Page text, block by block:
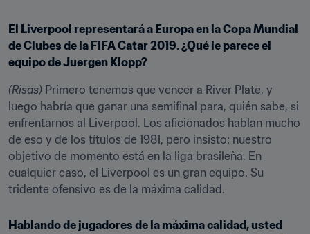
El Liverpool representará a Europa en la Copa Mundial
de Clubes de la FIFA Catar 2019. ¿Qué le parece el
equipo de Juergen Klopp?
(Risas) Primero tenemos que vencer a River Plate, y
luego habría que ganar una semifinal para, quién sabe, si
enfrentarnos al Liverpool. Los aficionados hablan mucho
de eso y de los títulos de 1981, pero insisto: nuestro
objetivo de momento está en la liga brasileña. En
cualquier caso, el Liverpool es un gran equipo. Su
tridente ofensivo es de la máxima calidad.
Hablando de jugadores de la máxima calidad, usted